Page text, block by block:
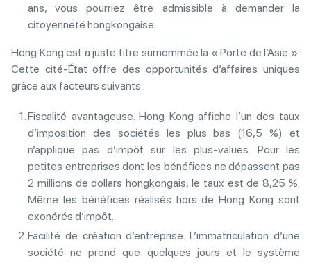
ans, vous pourriez être admissible à demander la
citoyenneté hongkongaise.
Hong Kong est à juste titre surnommée la « Porte de l’Asie ».
Cette cité-État offre des opportunités d’affaires uniques
grâce aux facteurs suivants :
Fiscalité avantageuse. Hong Kong affiche l’un des taux
d’imposition des sociétés les plus bas (16,5 %) et
n’applique pas d’impôt sur les plus-values. Pour les
petites entreprises dont les bénéfices ne dépassent pas
2 millions de dollars hongkongais, le taux est de 8,25 %.
Même les bénéfices réalisés hors de Hong Kong sont
exonérés d’impôt.
Facilité de création d’entreprise. L’immatriculation d’une
société ne prend que quelques jours et le système